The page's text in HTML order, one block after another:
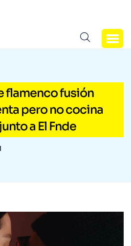
flamenco fusión
pero no cocina
junto a El Fnde